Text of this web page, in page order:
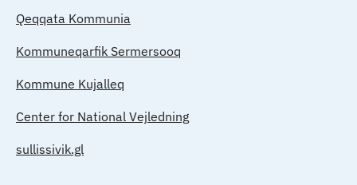
Qeqqata Kommunia
Kommuneqarfik Sermersooq
Kommune Kujalleq
Center for National Vejledning
sullissivik.gl